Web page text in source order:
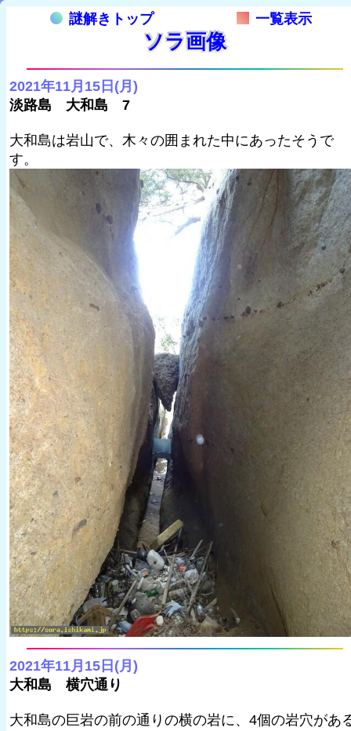
謎解きトップ 一覧表示
ソラ画像
2021年11月15日(月)
淡路島 大和島 7
大和島は岩山で、木々の囲まれた中にあったそうで
す。
2021年11月15日(月)
大和島 横穴通り
大和島の巨岩の前の通りの横の岩に、4個の岩穴があ